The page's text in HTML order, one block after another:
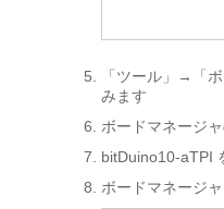
「ツール」→「
みます
ボードマネージ
bitDuino10-aTPI
ボードマネージャ